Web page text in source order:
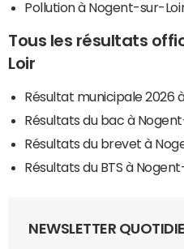
Pollution à Nogent-sur-
Tous les résultats
Loir
Résultat municipale 2026
Résultats du bac à
Résultats du brevet à
Résultats du BTS à
NEWSLETTER